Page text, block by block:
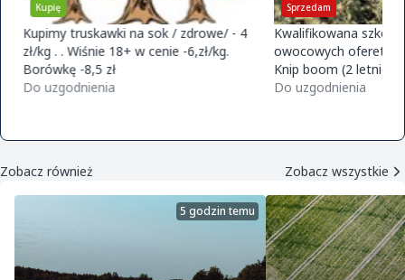
Kupię
Kupimy truskawki na sok / zdrowe/ - 4
zł/kg . . Wiśnie 18+ w cenie -6,zł/kg.
Borówkę -8,5 zł
Do uzgodnienia
Sprzedam
Kwalifikowana
owocowych ofereta
Knip boom (2 letnie)
golden m9 -jeronimo
Do uzgodnienia
Zobacz również Zobacz wszystkie
5 godzin temu